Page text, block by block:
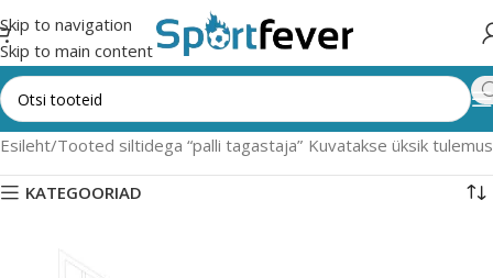
Skip to navigation
Skip to main content
Esileht Tooted siltidega “palli tagastaja” Kuvatakse üksik tulemus
KATEGOORIAD